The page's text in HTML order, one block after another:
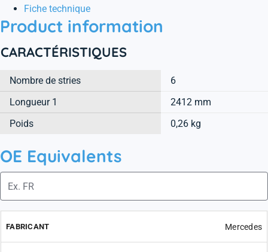
Fiche technique
Product information
CARACTÉRISTIQUES
Nombre de stries
6
Longueur 1
2412 mm
Poids
0,26 kg
OE Equivalents
Mercedes